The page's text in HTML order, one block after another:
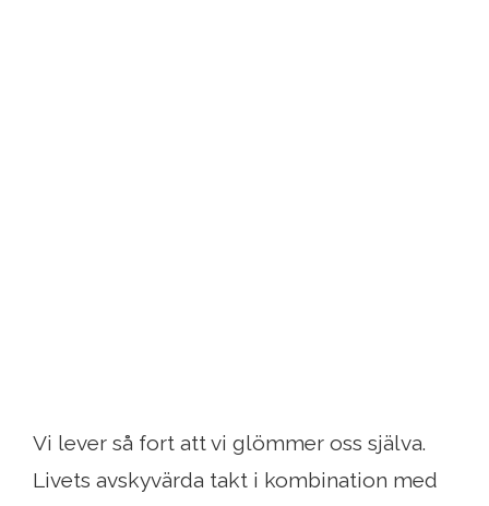
Vi lever så fort att vi glömmer oss själva.
Livets avskyvärda takt i kombination med